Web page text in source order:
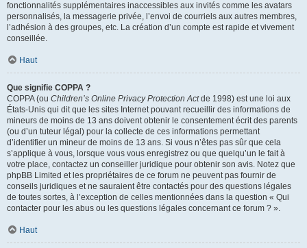
fonctionnalités supplémentaires inaccessibles aux invités comme les avatars
personnalisés, la messagerie privée, l’envoi de courriels aux autres membres,
l’adhésion à des groupes, etc. La création d’un compte est rapide et vivement
conseillée.
Haut
Que signifie COPPA ?
COPPA (ou Children’s Online Privacy Protection Actde 1998) est une loi aux
États-Unis qui dit que les sites Internet pouvant recueillir des informations de
mineurs de moins de 13 ans doivent obtenir le consentement écrit des parents
(ou d’un tuteur légal) pour la collecte de ces informations permettant
d’identifier un mineur de moins de 13 ans. Si vous n’êtes pas sûr que cela
s’applique à vous, lorsque vous vous enregistrez ou que quelqu’un le fait à
votre place, contactez un conseiller juridique pour obtenir son avis. Notez que
phpBB Limited et les propriétaires de ce forum ne peuvent pas fournir de
conseils juridiques et ne sauraient être contactés pour des questions légales
de toutes sortes, à l’exception de celles mentionnées dans la question « Qui
contacter pour les abus ou les questions légales concernant ce forum ? ».
Haut